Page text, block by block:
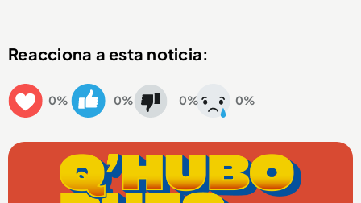
Reacciona a esta noticia:
0% 0% 0% 0%